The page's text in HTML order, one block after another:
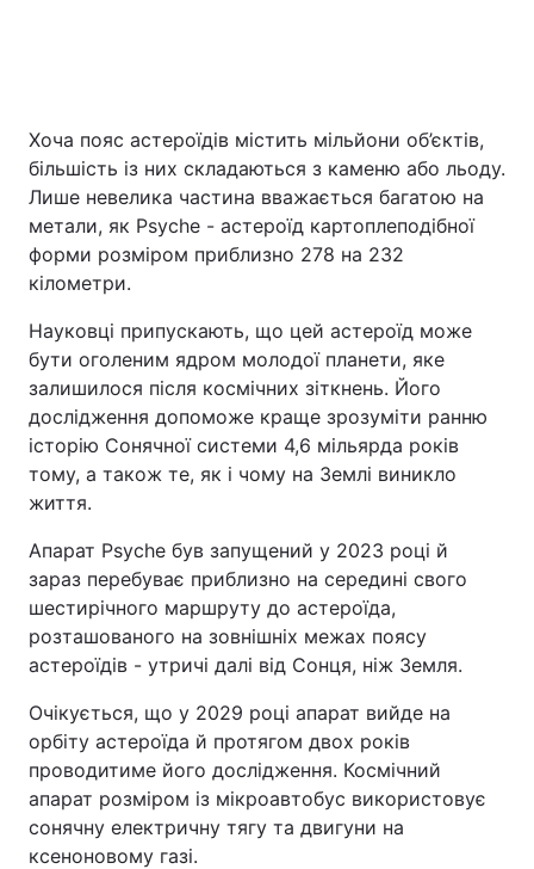
Хоча пояс астероїдів містить мільйони об’єктів,
більшість із них складаються з каменю або льоду.
Лише невелика частина вважається багатою на
метали, як Psyche - астероїд картоплеподібної
форми розміром приблизно 278 на 232
кілометри.
Науковці припускають, що цей астероїд може
бути оголеним ядром молодої планети, яке
залишилося після космічних зіткнень. Його
дослідження допоможе краще зрозуміти ранню
історію Сонячної системи 4,6 мільярда років
тому, а також те, як і чому на Землі виникло
життя.
Апарат Psyche був запущений у 2023 році й
зараз перебуває приблизно на середині свого
шестирічного маршруту до астероїда,
розташованого на зовнішніх межах поясу
астероїдів - утричі далі від Сонця, ніж Земля.
Очікується, що у 2029 році апарат вийде на
орбіту астероїда й протягом двох років
проводитиме його дослідження. Космічний
апарат розміром із мікроавтобус використовує
сонячну електричну тягу та двигуни на
ксеноновому газі.